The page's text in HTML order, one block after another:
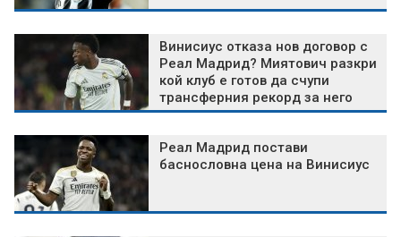
Винисиус отказа нов договор с
Реал Мадрид? Миятович разкри
кой клуб е готов да счупи
трансферния рекорд за него
Реал Мадрид постави
баснословна цена на Винисиус